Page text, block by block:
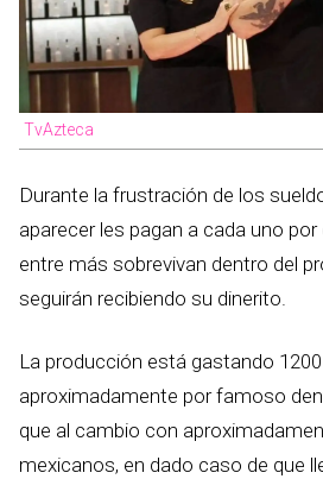
TvAzteca
Durante la frustración de los
aparecer les pagan a cada uno
entre más sobrevivan dentro del
seguirán recibiendo su dinerito.
La producción está gastando
aproximadamente por famoso
que al cambio con
mexicanos, en dado caso de que